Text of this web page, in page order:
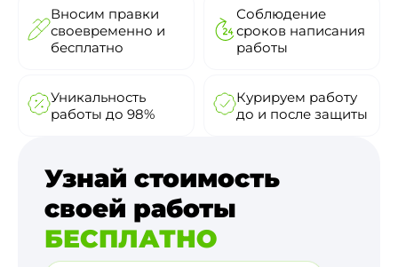
Вносим правки
своевременно и
бесплатно
Соблюдение
сроков написания
работы
Уникальность
работы до 98%
Курируем работу
до и после защиты
Узнай стоимость
своей работы
БЕСПЛАТНО